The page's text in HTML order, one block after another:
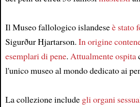
Il Museo fallologico islandeseè stato
Sigurður Hjartarson. In origine
esemplari di pene. Attualmenteospita
l'unico museo al mondo dedicato ai
La collezione include gli organi